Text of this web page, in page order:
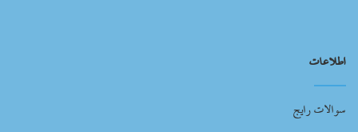
اطلاعات
سوالات رایج